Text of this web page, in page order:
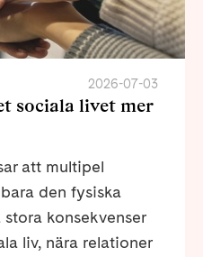
2026-07-03
sociala livet mer
att multipel
den fysiska
konsekvenser
liv, nära relationer